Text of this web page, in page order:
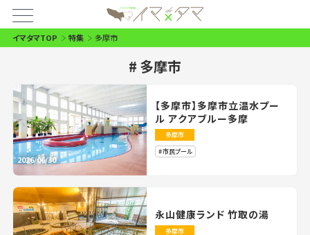
イマタマTOP 特集 多摩市
多摩市
2026/06/30
【多摩市】多摩市立温水プー
ル アクアブルー多摩
多摩市
市民プール
永山健康ランド 竹取の湯
多摩市